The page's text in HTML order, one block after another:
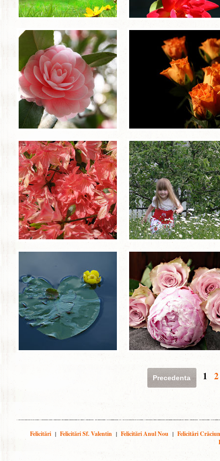
Precedenta 1 2
Felicitări | Felicitări Sf. Valentin | Felicitări Anul Nou | Felicitări